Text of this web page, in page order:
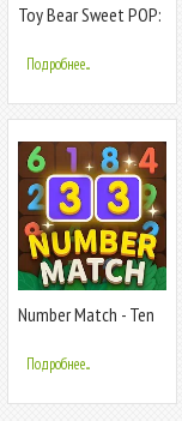
Toy Bear Sweet POP:
Подробнее...
Number Match - Ten
Подробнее...